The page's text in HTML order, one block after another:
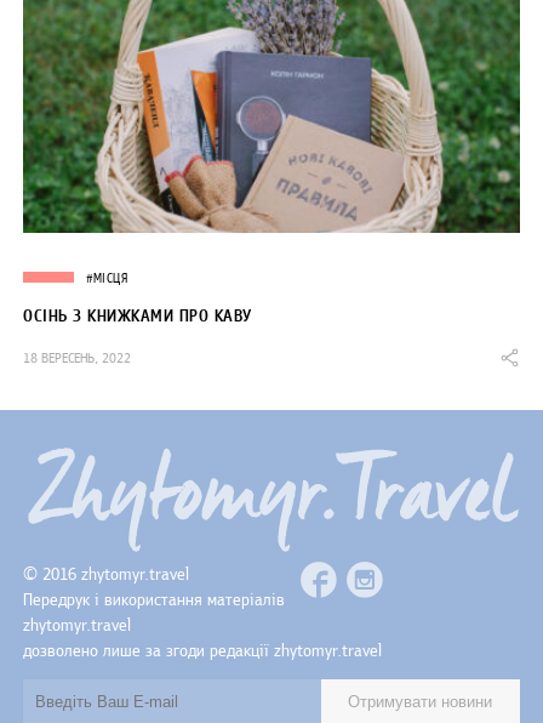
#МІСЦЯ
ОСІНЬ З КНИЖКАМИ ПРО КАВУ
18 ВЕРЕСЕНЬ, 2022
© 2016 zhytomyr.travel
Передрук і використання матеріалів
zhytomyr.travel
дозволено лише за згоди редакції zhytomyr.travel